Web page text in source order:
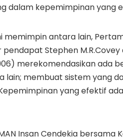
dalam kepemimpinan yang
antara lain,
Stephen M.R.Covey
merekomendasikan ada
lain; membuat sistem yang
yang efektif
Insan Cendekia bersama